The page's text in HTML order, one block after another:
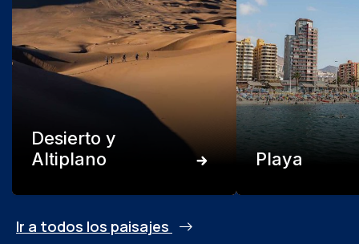
Desierto y
Altiplano
Playa
Ir a todos los paisajes